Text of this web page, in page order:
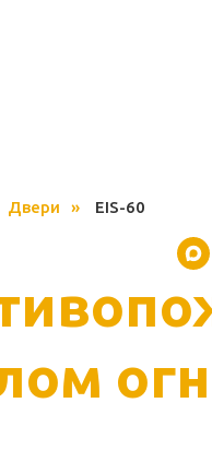
Двери » EIS-60